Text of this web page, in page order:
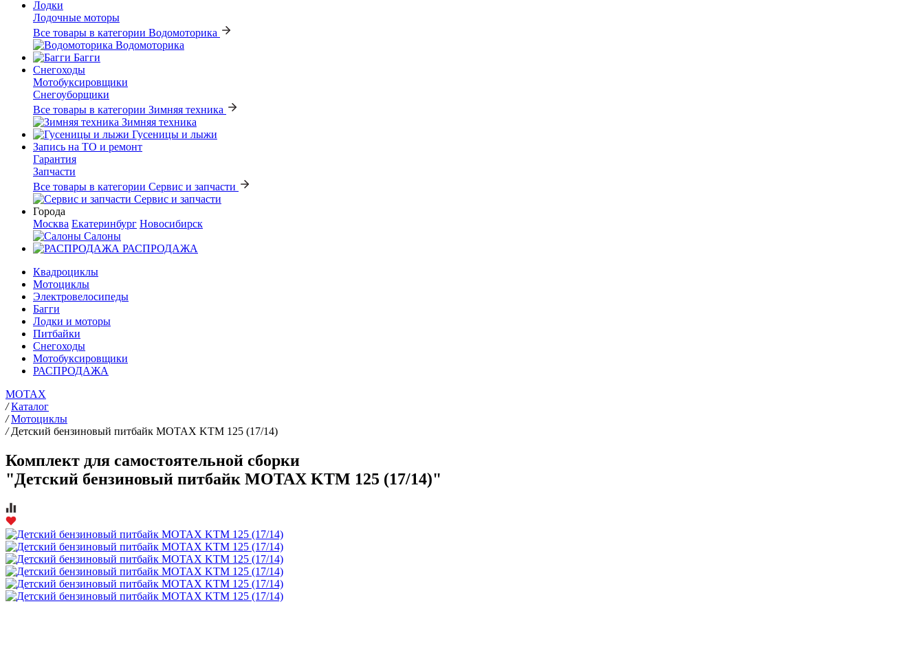
Лодки
Лодочные моторы
Все товары в категории Водомоторика
Водомоторика
Багги
Снегоходы
Мотобуксировщики
Снегоуборщики
Все товары в категории Зимняя техника
Зимняя техника
Гусеницы и лыжи
Запись на ТО и ремонт
Гарантия
Запчасти
Все товары в категории Сервис и запчасти
Сервис и запчасти
Города
Москва Екатеринбург Новосибирск
Салоны
РАСПРОДАЖА
Квадроциклы
Мотоциклы
Электровелосипеды
Багги
Лодки и моторы
Питбайки
Снегоходы
Мотобуксировщики
РАСПРОДАЖА
MOTAX
/ Каталог
/ Мотоциклы
/ Детский бензиновый питбайк MOTAX KTM 125 (17/14)
Комплект для самостоятельной сборки
"Детский бензиновый питбайк MOTAX KTM 125 (17/14)"